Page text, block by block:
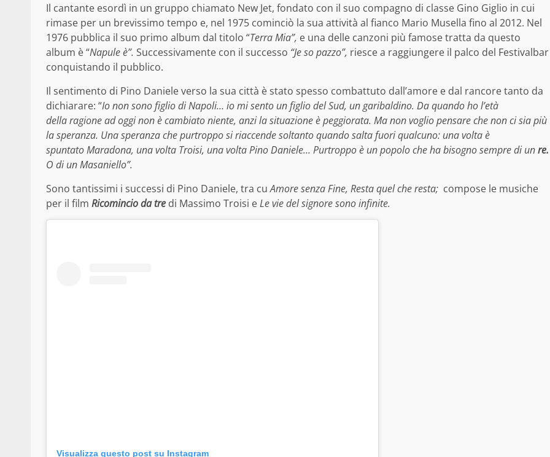
Il cantante esordì in un gruppo chiamato New Jet, fondato con il suo compagno di classe Gino Giglio in cui
rimase per un brevissimo tempo e, nel 1975 cominciò la sua attività al fianco Mario Musella fino al 2012. Nel
1976 pubblica il suo primo album dal titolo “Terra Mia”, e una delle canzoni più famose tratta da questo
album è “Napule è”. Successivamente con il successo “Je so pazzo”, riesce a raggiungere il palco del Festivalbar
conquistando il pubblico.
Il sentimento di Pino Daniele verso la sua città è stato spesso combattuto dall’amore e dal rancore tanto da
dichiarare: “Io non sono figlio di Napoli… io mi sento un figlio del Sud, un garibaldino. Da quando ho l’età
della ragione ad oggi non è cambiato niente, anzi la situazione è peggiorata. Ma non voglio pensare che non ci sia più
la speranza. Una speranza che purtroppo si riaccende soltanto quando salta fuori qualcuno: una volta è
spuntato Maradona, una volta Troisi, una volta Pino Daniele… Purtroppo è un popolo che ha bisogno sempre di unre.
O di un Masaniello”.
Sono tantissimi i successi di Pino Daniele, tra cuAmore senza Fine, Resta quel che resta; compose le musiche
per il film Ricomincio da tre di Massimo Troisi eLe vie del signore sono infinite.
Visualizza questo post su Instagram